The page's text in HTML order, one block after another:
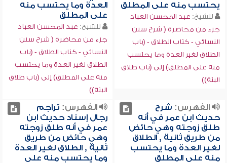
يحتسب منه على المطلق
للشيخ: عبد المحسن العباد
جزء من محاضرة ( شرح سنن
النسائي - كتاب الطلاق - (باب
الطلاق لغير العدة وما يحتسب
منه على المطلق) إلى (باب طلاق
البتة))
العدة وما يحتسب منه
على المطلق
للشيخ: عبد المحسن العباد
جزء من محاضرة ( شرح سنن
النسائي - كتاب الطلاق - (باب
الطلاق لغير العدة وما يحتسب
منه على المطلق) إلى (باب طلاق
البتة))
الفهرس: شرح
حديث ابن عمر في أنه
طلق زوجته وهي حائض
من طريق ثانية , الطلاق
لغير العدة وما يحتسب
منه على المطلق
الفهرس: تراجم
رجال إسناد حديث ابن
عمر في أنه طلق زوجته
وهي حائض من طريق
ثانية , الطلاق لغير العدة
وما يحتسب منه على